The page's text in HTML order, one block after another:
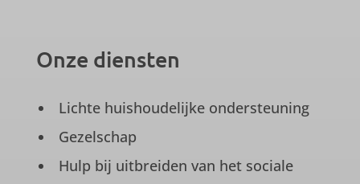
Onze diensten
Lichte huishoudelijke ondersteuning
Gezelschap
Hulp bij uitbreiden van het sociale